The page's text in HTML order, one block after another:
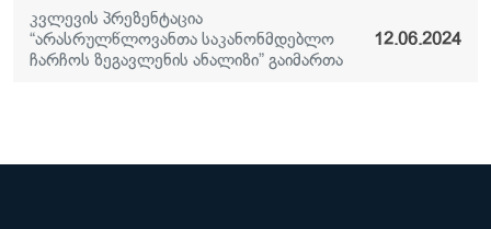
კვლევის პრეზენტაცია
“არასრულწლოვანთა საკანონმდებლო
ჩარჩოს ზეგავლენის ანალიზი” გაიმართა
12.06.2024